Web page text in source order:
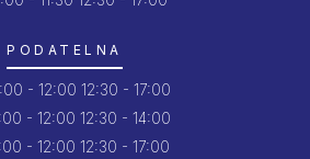
PODATELNA
- 12:00 12:30 - 17:00
- 12:00 12:30 - 14:00
- 12:00 12:30 - 17:00